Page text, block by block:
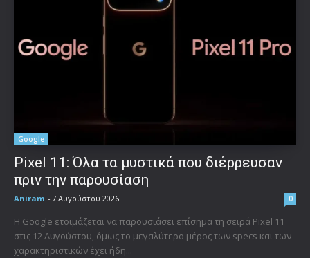
Google
Pixel 11: Όλα τα μυστικά που διέρρευσαν
πριν την παρουσίαση
Aniram - 7 Αυγούστου 2026 0
Η Google ετοιμάζεται να παρουσιάσει επίσημα τη σειρά Pixel 11
στις 12 Αυγούστου, όμως το μεγαλύτερο μέρος των specs και των
χαρακτηριστικών έχει ήδη...